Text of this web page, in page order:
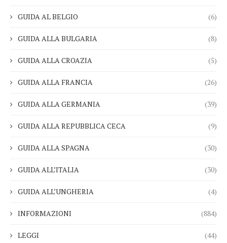
GUIDA AL BELGIO (6)
GUIDA ALLA BULGARIA (8)
GUIDA ALLA CROAZIA (5)
GUIDA ALLA FRANCIA (26)
GUIDA ALLA GERMANIA (39)
GUIDA ALLA REPUBBLICA CECA (9)
GUIDA ALLA SPAGNA (30)
GUIDA ALL’ITALIA (30)
GUIDA ALL’UNGHERIA (4)
INFORMAZIONI (884)
LEGGI (44)